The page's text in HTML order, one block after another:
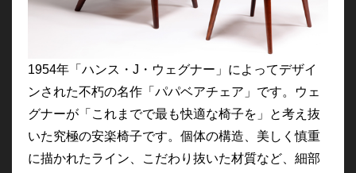
1954年「ハンス・J・ウェグナー」によってデザイ
ンされた不朽の名作「パパベアチェア」です。ウェ
グナーが「これまでで最も快適な椅子を」と考え抜
いた究極の安楽椅子です。個体の構造、美しく慎重
に描かれたライン、こだわり抜いた材質など、細部